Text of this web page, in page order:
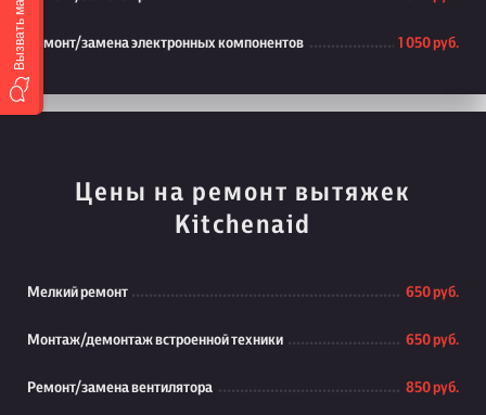
Ремонт/замена электронных компонентов 1 050 руб.
Цены на ремонт вытяжек
Kitchenaid
Мелкий ремонт 650 руб.
Монтаж/демонтаж встроенной техники 650 руб.
Ремонт/замена вентилятора 850 руб.